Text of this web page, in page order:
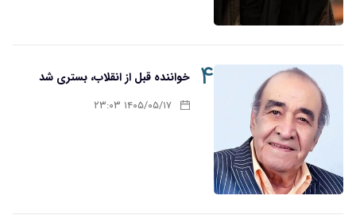
۴ خواننده قبل از انقلاب، بستری شد
۱۴۰۵/۰۵/۱۷ ۲۳:۰۳